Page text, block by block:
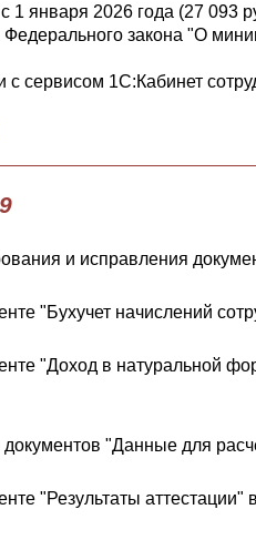
января 2026 года (27 093
Федерального закона "О
с сервисом 1С:Кабинет
и исправления
"Бухучет начислений
"Доход в натуральной
документов "Данные для
"Результаты аттестации"